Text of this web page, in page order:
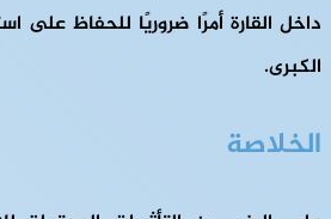
داخل القارة أمرًا ضروريًا للحفاظ على
الكبرى.
الخلاصة